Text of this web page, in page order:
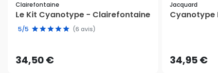
Clairefontaine
Le Kit Cyanotype - Clairefontaine
5/5 (6 avis)
34,50 €
Jacquard
Cyanotype
34,95 €